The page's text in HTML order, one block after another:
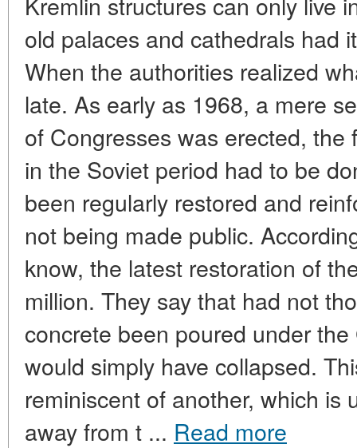
old palaces and cathedrals had
When the authorities realized
late. As early as 1968, a mere
of Congresses was erected, the
in the Soviet period had to be
been regularly restored and
not being made public.
know, the latest restoration of
million. They say that had not
concrete been poured under
would simply have collapsed.
reminiscent of another, which is
away from t ... Read more